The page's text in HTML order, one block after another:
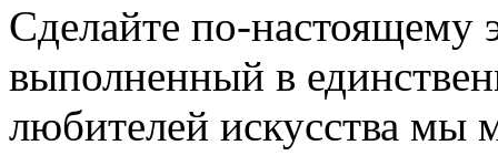
Сделайте по-настоящему
выполненный в
любителей искусства мы